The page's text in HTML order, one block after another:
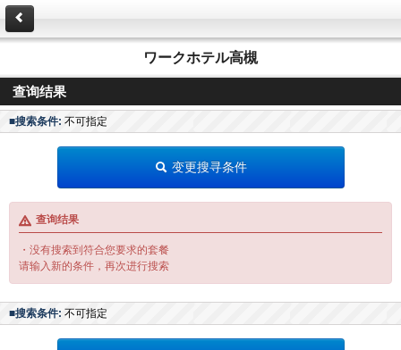
ワークホテル高槻
查询结果
■搜索条件: 不可指定
变更搜寻条件
查询结果
・没有搜索到符合您要求的套餐
请输入新的条件，再次进行搜索
■搜索条件: 不可指定